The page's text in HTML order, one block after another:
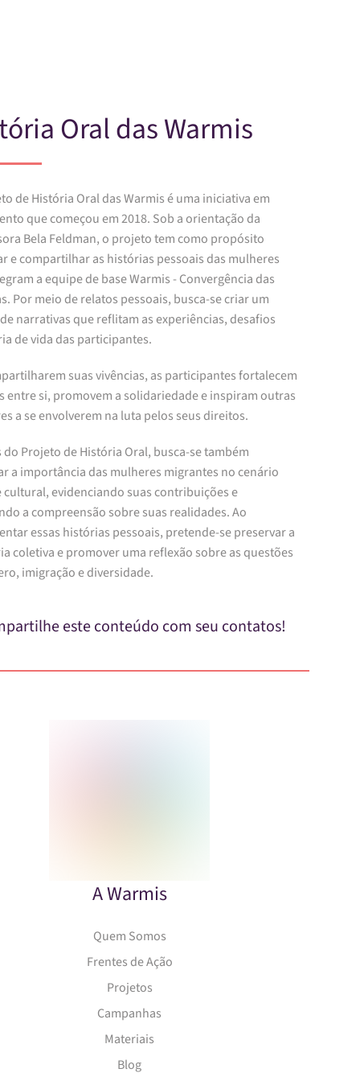
Oral das Warmis
de História Oral das Warmis é uma iniciativa em
que começou em 2018. Sob a orientação da
Bela Feldman, o projeto tem como propósito
e compartilhar as histórias pessoais das mulheres
a equipe de base Warmis - Convergência das
Por meio de relatos pessoais, busca-se criar um
narrativas que reflitam as experiências, desafios
de vida das participantes.
suas vivências, as participantes fortalecem
entre si, promovem a solidariedade e inspiram outras
a se envolverem na luta pelos seus direitos.
do Projeto de História Oral, busca-se também
a importância das mulheres migrantes no cenário
cultural, evidenciando suas contribuições e
a compreensão sobre suas realidades. Ao
essas histórias pessoais, pretende-se preservar a
coletiva e promover uma reflexão sobre as questões
imigração e diversidade.
este conteúdo com seu contatos!
A Warmis
Quem Somos
Frentes de Ação
Projetos
Campanhas
Materiais
Blog